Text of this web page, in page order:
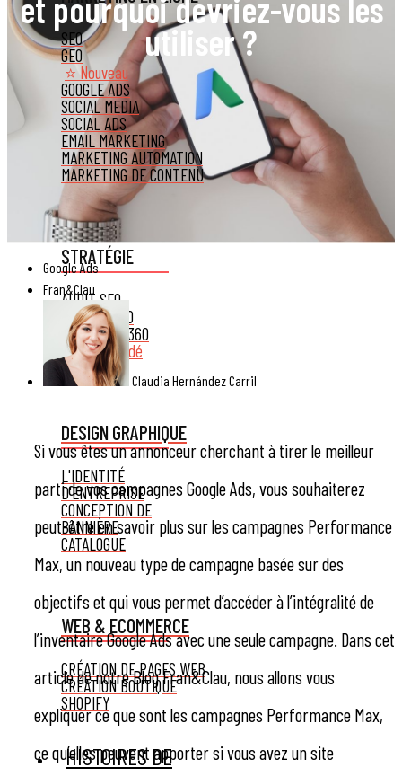
SEO
GEO
⭐ Nouveau
GOOGLE ADS
SOCIAL MEDIA
SOCIAL ADS
EMAIL MARKETING
MARKETING AUTOMATION
MARKETING DE CONTENU
STRATÉGIE
AUDIT SEO
CONSEIL SEO
STRATÉGIE 360
Recommandé
DESIGN GRAPHIQUE
L'IDENTITÉ
D'ENTREPRISE
CONCEPTION DE
BANNIÈRE
CATALOGUE
WEB & ECOMMERCE
CRÉATION DE PAGES WEB
CRÉATION BOUTIQUE
SHOPIFY
HISTOIRES DE
et pourquoi devriez-vous les
utiliser ?
Google Ads
Fran&Clau
Claudia Hernández Carril
Si vous êtes un annonceur cherchant à tirer le meilleur
parti de vos campagnes Google Ads, vous souhaiterez
peut-être en savoir plus sur les campagnes Performance
Max, un nouveau type de campagne basée sur des
objectifs et qui vous permet d’accéder à l’intégralité de
l’inventaire Google Ads avec une seule campagne. Dans cet
article de notre Blog Fran&Clau, nous allons vous
expliquer ce que sont les campagnes Performance Max,
ce qu’elles peuvent apporter si vous avez un site